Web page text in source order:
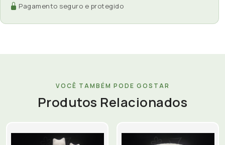
Pagamento seguro e protegido
VOCÊ TAMBÉM PODE GOSTAR
Produtos Relacionados